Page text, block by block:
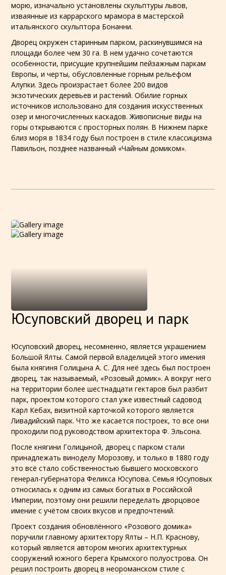
морю, изначально установлены скульптуры львов,
изваянные из каррарского мрамора в мастерской
итальянского скульптора Бонанни.
Дворец окружен старинным парком, раскинувшимся на
площади более чем 30 га. В нем удачно сочетаются
особенности, присущие крупнейшим пейзажным паркам
Европы, и черты, обусловленные горным рельефом
Алупки. Здесь произрастает более 200 видов
экзотических деревьев и растений. Обилие горных
источников использовано для создания искусственных
озер и многочисленных каскадов. Живописные виды на
горы открываются с просторных полян. В Нижнем парке
близ моря в 1834 году был построен в стиле классицизма
Павильон, позднее названный «Чайным домиком».
Юсуповский дворец и парк
Юсуповский дворец, несомненно, является украшением
Большой Ялты. Самой первой владелицей этого имения
была княгиня Голицына А. С. Для неё здесь был построен
дворец, так называемый, «Розовый домик». А вокруг него
на территории более шестнадцати гектаров был разбит
парк, проектом которого стал уже известный садовод
Карл Кебах, визитной карточкой которого является
Ливадийский парк. Что же касается построек, то все они
проходили под руководством архитектора Ф. Эльсона.
После княгини Голицыной, дворец с парком стали
принадлежать виноделу Морозову, и только в 1880 году
это всё стало собственностью бывшего московского
генерал-губернатора Феликса Юсупова. Семья Юсуповых
относилась к одним из самых богатых в Российской
Империи, поэтому они решили переделать дворцовое
имение с учётом своих вкусов и предпочтений.
Проект создания обновлённого «Розового домика»
поручили главному архитектору Ялты – Н.П. Краснову,
который является автором многих архитектурных
сооружений южного берега Крымского полуострова. Он
решил построить дворец в неороманском стиле с